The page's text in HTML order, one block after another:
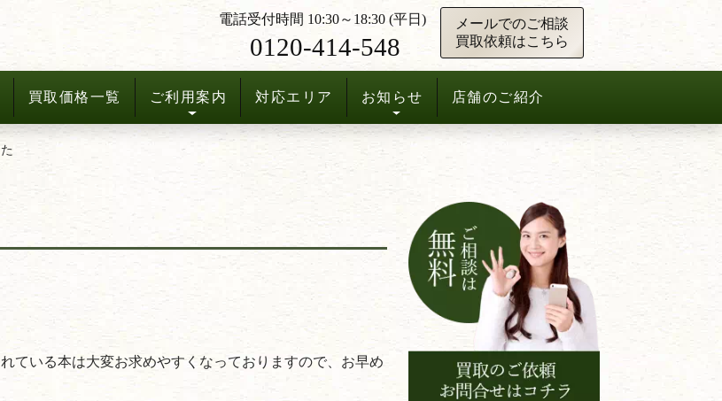
買取価格一覧 ご利用案内 対応エリア お知らせ 店舗のご紹介
電話受付時間 10:30～18:30 (平日)
0120-414-548
メールでのご相談
買取依頼はこちら
ている本は大変お求めやすくなっておりますので、お早め